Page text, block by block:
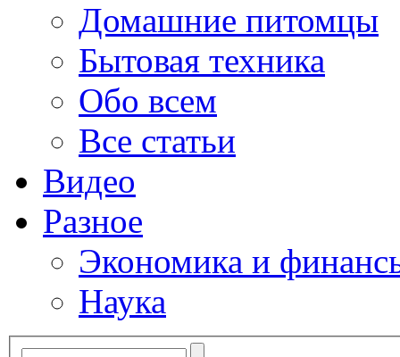
Домашние питомцы
Бытовая техника
Обо всем
Все статьи
Видео
Разное
Экономика и
Наука